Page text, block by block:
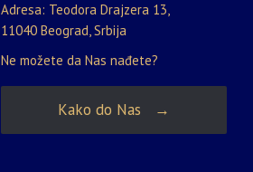
Adresa: Teodora Drajzera 13,
11040 Beograd, Srbija
Ne možete da Nas nađete?
Kako do Nas →